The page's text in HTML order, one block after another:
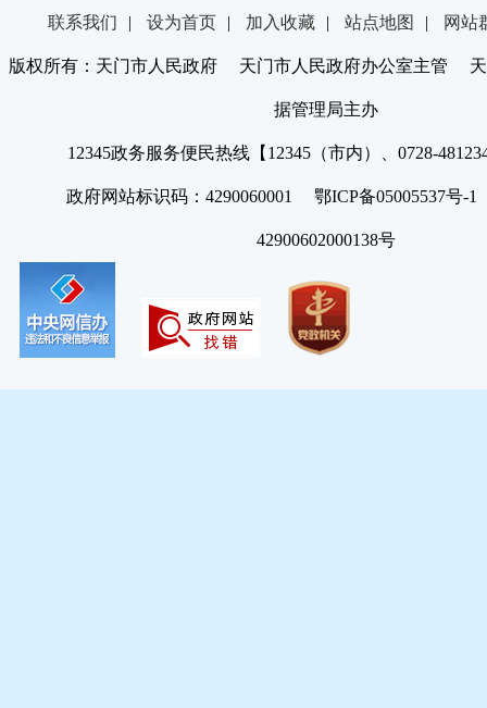
联系我们 | 设为首页 | 加入收藏 | 站点地图 | 网站
版权所有：天门市人民政府 天门市人民政府办公室主管 天
据管理局主办
12345政务服务便民热线【12345（市内）、0728-
政府网站标识码：4290060001 鄂ICP备05005537号
42900602000138号